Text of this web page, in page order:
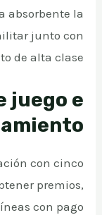
absorbente la
junto con
de alta clase.
juego e
con cinco
premios,
con pago